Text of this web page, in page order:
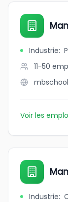
Industrie:
11-50
Voir les
Industrie: